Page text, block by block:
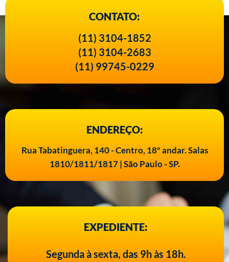
CONTATO:
(11) 3104-1852
(11) 3104-2683
(11) 99745-0229
ENDEREÇO:
Rua Tabatinguera, 140 - Centro, 18º andar. Salas
1810/1811/1817 | São Paulo - SP.
EXPEDIENTE:
Segunda à sexta, das 9h às 18h.